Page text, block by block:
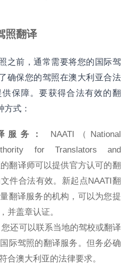
照翻译
之前，通常需要将您的国际驾
确保您的驾照在澳大利亚合法
保障。要获得合法有效的翻
式：
服务：
NAATI（National
for Translators and
翻译师可以提供官方认可的翻
件合法有效。新起点NAATI翻
翻译服务的机构，可以为您提
并盖章认证。
您还可以联系当地的驾校或翻译
际驾照的翻译服务。但务必确
合澳大利亚的法律要求。